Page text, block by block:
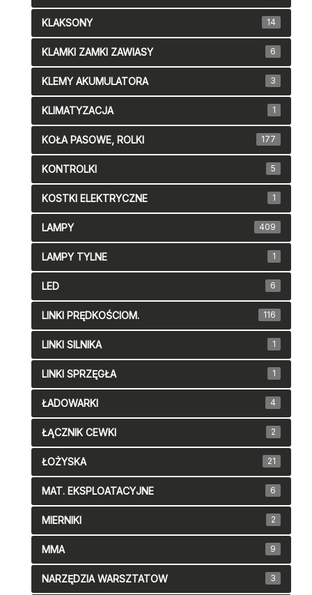
KLAKSONY 14
KLAMKI ZAMKI ZAWIASY 6
KLEMY AKUMULATORA 3
KLIMATYZACJA 1
KOŁA PASOWE, ROLKI 177
KONTROLKI 5
KOSTKI ELEKTRYCZNE 1
LAMPY 409
LAMPY TYLNE 1
LED 6
LINKI PRĘDKOŚCIOM. 116
LINKI SILNIKA 1
LINKI SPRZĘGŁA 1
ŁADOWARKI 4
ŁĄCZNIK CEWKI 2
ŁOŻYSKA 21
MAT. EKSPLOATACYJNE 6
MIERNIKI 2
MMA 9
NARZĘDZIA WARSZTATOW 3